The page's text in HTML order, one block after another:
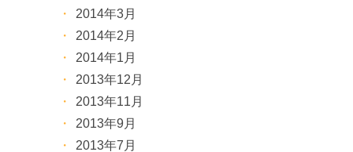
2014年3月
2014年2月
2014年1月
2013年12月
2013年11月
2013年9月
2013年7月